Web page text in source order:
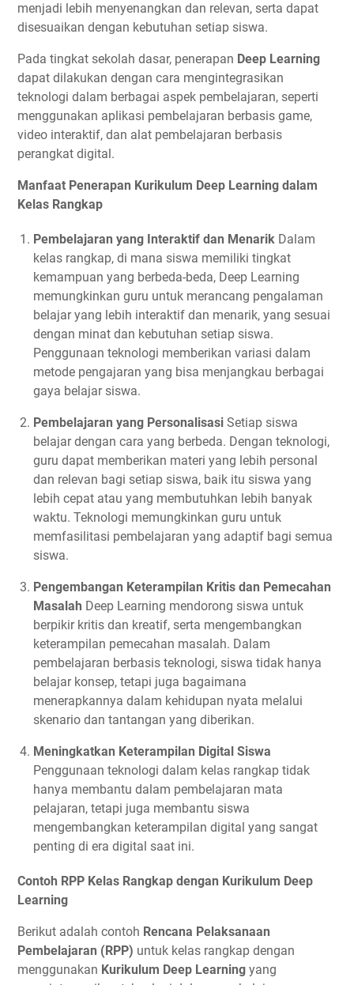
menjadi lebih menyenangkan dan relevan, serta dapat
disesuaikan dengan kebutuhan setiap siswa.
Pada tingkat sekolah dasar, penerapan Deep Learning
dapat dilakukan dengan cara mengintegrasikan
teknologi dalam berbagai aspek pembelajaran, seperti
menggunakan aplikasi pembelajaran berbasis game,
video interaktif, dan alat pembelajaran berbasis
perangkat digital.
Manfaat Penerapan Kurikulum Deep Learning dalam
Kelas Rangkap
Pembelajaran yang Interaktif dan Menarik Dalam
kelas rangkap, di mana siswa memiliki tingkat
kemampuan yang berbeda-beda, Deep Learning
memungkinkan guru untuk merancang pengalaman
belajar yang lebih interaktif dan menarik, yang sesuai
dengan minat dan kebutuhan setiap siswa.
Penggunaan teknologi memberikan variasi dalam
metode pengajaran yang bisa menjangkau berbagai
gaya belajar siswa.
Pembelajaran yang Personalisasi Setiap siswa
belajar dengan cara yang berbeda. Dengan teknologi,
guru dapat memberikan materi yang lebih personal
dan relevan bagi setiap siswa, baik itu siswa yang
lebih cepat atau yang membutuhkan lebih banyak
waktu. Teknologi memungkinkan guru untuk
memfasilitasi pembelajaran yang adaptif bagi semua
siswa.
Pengembangan Keterampilan Kritis dan Pemecahan
Masalah Deep Learning mendorong siswa untuk
berpikir kritis dan kreatif, serta mengembangkan
keterampilan pemecahan masalah. Dalam
pembelajaran berbasis teknologi, siswa tidak hanya
belajar konsep, tetapi juga bagaimana
menerapkannya dalam kehidupan nyata melalui
skenario dan tantangan yang diberikan.
Meningkatkan Keterampilan Digital Siswa
Penggunaan teknologi dalam kelas rangkap tidak
hanya membantu dalam pembelajaran mata
pelajaran, tetapi juga membantu siswa
mengembangkan keterampilan digital yang sangat
penting di era digital saat ini.
Contoh RPP Kelas Rangkap dengan Kurikulum Deep
Learning
Berikut adalah contoh Rencana Pelaksanaan
Pembelajaran (RPP) untuk kelas rangkap dengan
menggunakan Kurikulum Deep Learning yang